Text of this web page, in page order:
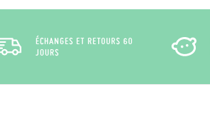
ÉCHANGES ET RETOURS 60
JOURS